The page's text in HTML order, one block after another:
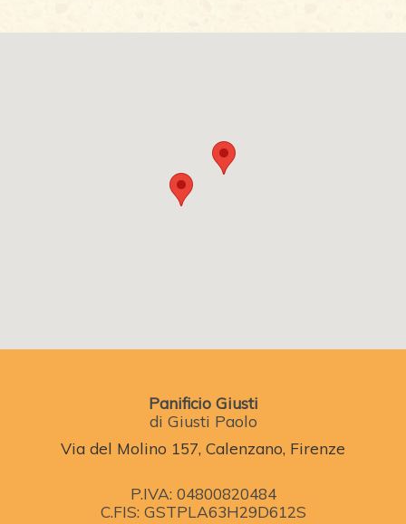
Panificio Giusti
di Giusti Paolo
Via del Molino 157, Calenzano, Firenze
P.IVA: 04800820484
C.FIS: GSTPLA63H29D612S